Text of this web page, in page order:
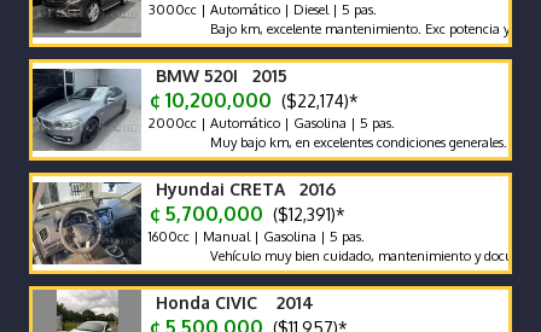
3000cc | Automático | Diesel | 5 pas.
Bajo km, excelente mantenimiento. Exc potencia y bajo
BMW 520I 2015
¢ 10,200,000 ($22,174)*
2000cc | Automático | Gasolina | 5 pas.
Muy bajo km, en excelentes condiciones generales. Vehículo
Hyundai CRETA 2016
¢ 5,700,000 ($12,391)*
1600cc | Manual | Gasolina | 5 pas.
Vehículo muy bien cuidado, mantenimiento y documentos
Honda CIVIC 2014
¢ 5,500,000 ($11,957)*